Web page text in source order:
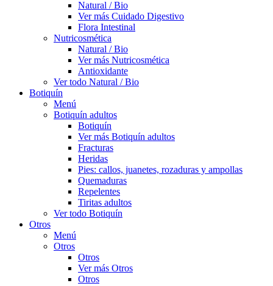
Natural / Bio
Ver más Cuidado Digestivo
Flora Intestinal
Nutricosmética
Natural / Bio
Ver más Nutricosmética
Antioxidante
Ver todo Natural / Bio
Botiquín
Menú
Botiquín adultos
Botiquín
Ver más Botiquín adultos
Fracturas
Heridas
Pies: callos, juanetes, rozaduras y ampollas
Quemaduras
Repelentes
Tiritas adultos
Ver todo Botiquín
Otros
Menú
Otros
Otros
Ver más Otros
Otros